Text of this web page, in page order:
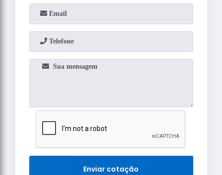
Enviar cotação